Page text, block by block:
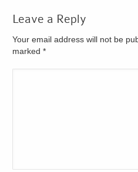
Leave a Reply
Your email address will not be
marked*